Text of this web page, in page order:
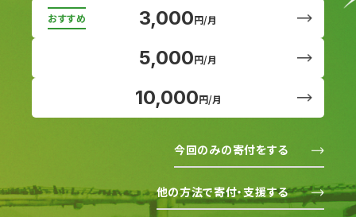
3,000円/月
5,000円/月
10,000円/月
今回のみの寄付をする
他の方法で寄付・支援する